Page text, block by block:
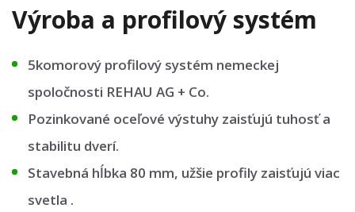
Výroba a profilový systém
5komorový profilový systém nemeckej
spoločnosti REHAU AG + Co.
Pozinkované oceľové výstuhy zaisťujú tuhosť a
stabilitu dverí.
Stavebná hĺbka 80 mm, užšie profily zaisťujú viac
svetla .